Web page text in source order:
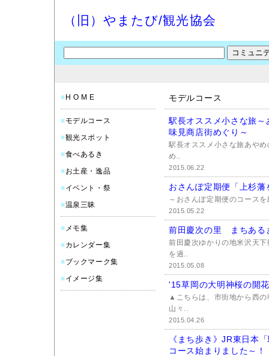
（旧）やまたび/観光協会
■ H O M E
■モデルコース
■観光スポット
■食べあるき
■お土産・逸品
■イベント・祭
■温泉三昧
■ メモ集
■カレンダー集
■ブックマーク集
■イメージ集
モデルコース
駅長オススメ小さな旅
味見商店街めぐり～
駅長オススメ小さな旅あや
め..
2015.06.22
おさんぽ定期便「上杉
～おさんぽ定期便のコース
2015.05.22
前田慶次の里 まちあ
前田慶次ゆかりの地米沢天
を過..
2015.05.08
'15草岡の大明神桜の開
▲こちらは、市街地から西
山々..
2015.04.26
《まち歩き》JR東日本
コース始まりました～！